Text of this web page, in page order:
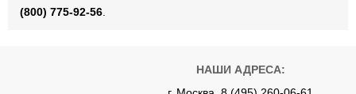
(800) 775-92-56
НАШИ АДРЕСА: